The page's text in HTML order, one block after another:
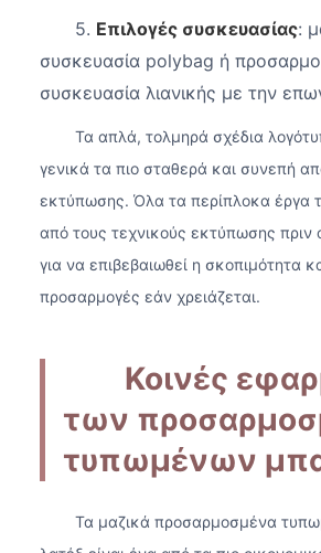
5. Επιλογές συσκευασίας:
συσκευασία polybag ή
συσκευασία λιανικής με την
Τα απλά, τολμηρά σχέδια
γενικά τα πιο σταθερά και συνεπή
εκτύπωσης. Όλα τα περίπλοκα έργα
από τους τεχνικούς εκτύπωσης
για να επιβεβαιωθεί η σκοπιμότητα
προσαρμογές εάν χρειάζεται.
Κοινές
των
τυπωμένων
Τα μαζικά προσαρμοσμένα